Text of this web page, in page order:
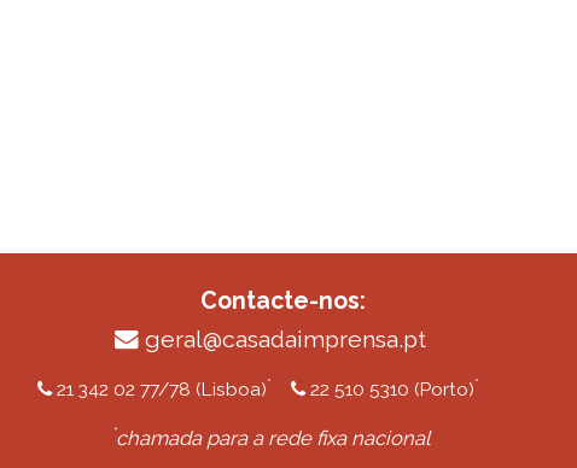
Contacte-nos:
geral@casadaimprensa.pt
21 342 02 77/78 (Lisboa)* 22 510 5310 (Porto)*
*chamada para a rede fixa nacional